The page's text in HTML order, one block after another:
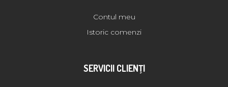
Contul meu
Istoric comenzi
SERVICII CLIENŢI